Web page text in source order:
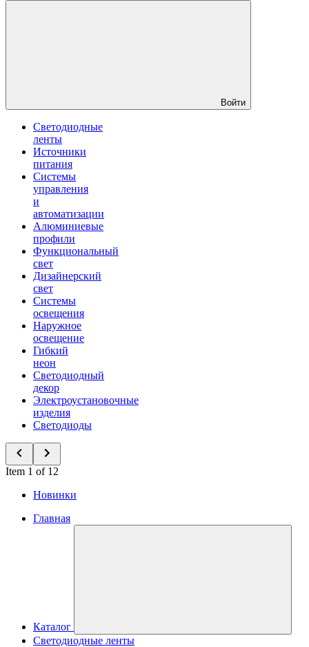
Войти
Светодиодные
ленты
Источники
питания
Системы
управления
и
автоматизации
Алюминиевые
профили
Функциональный
свет
Дизайнерский
свет
Системы
освещения
Наружное
освещение
Гибкий
неон
Светодиодный
декор
Электроустановочные
изделия
Светодиоды
Item 1 of 12
Новинки
Главная
Каталог
Светодиодные ленты